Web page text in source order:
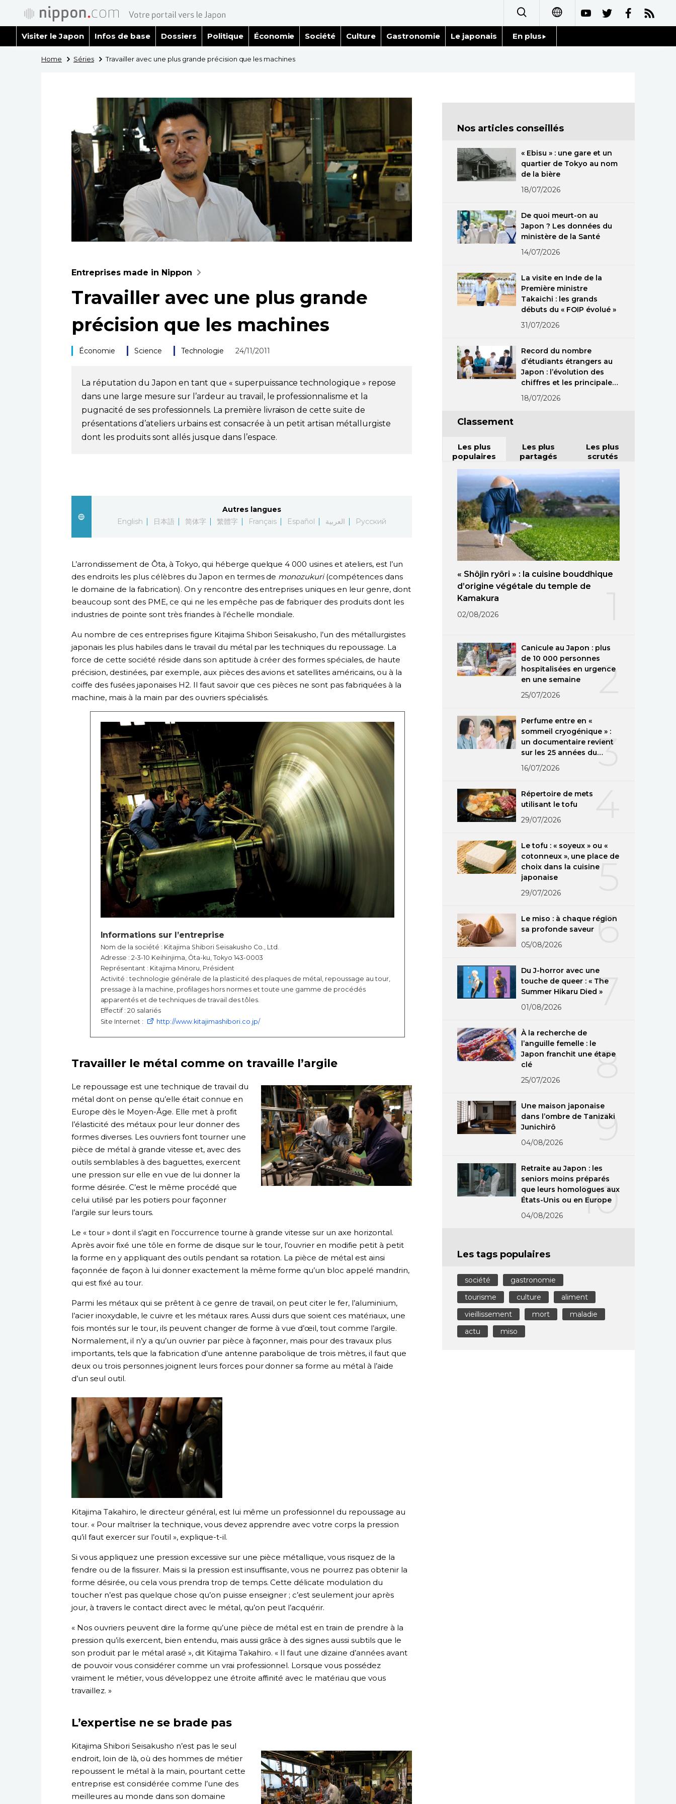
العربية
Русский
Visiter le Japon Infos de base Dossiers Politique Économie Société Culture Gastronomie Le japonais En plus
Images
Vidéos
Tokyo
Home Séries Travailler avec une plus grande précision que les machines
Entreprises made in Nippon
Travailler avec une plus grande
précision que les machines
Économie Science Technologie 24/11/2011
La réputation du Japon en tant que « superpuissance technologique » repose
dans une large mesure sur l’ardeur au travail, le professionnalisme et la
pugnacité de ses professionnels. La première livraison de cette suite de
présentations d’ateliers urbains est consacrée à un petit artisan métallurgiste
dont les produits sont allés jusque dans l’espace.
Autres langues
English
日本語 简体字 繁體字 Français Español العربية Русский
L’arrondissement de Ôta, à Tokyo, qui héberge quelque 4 000 usines et ateliers, est l’un
des endroits les plus célèbres du Japon en termes de monozukuri(compétences dans
le domaine de la fabrication). On y rencontre des entreprises uniques en leur genre, dont
beaucoup sont des PME, ce qui ne les empêche pas de fabriquer des produits dont les
industries de pointe sont très friandes à l’échelle mondiale.
Au nombre de ces entreprises figure Kitajima Shibori Seisakusho, l’un des métallurgistes
japonais les plus habiles dans le travail du métal par les techniques du repoussage. La
force de cette société réside dans son aptitude à créer des formes spéciales, de haute
précision, destinées, par exemple, aux pièces des avions et satellites américains, ou à la
coiffe des fusées japonaises H2. Il faut savoir que ces pièces ne sont pas fabriquées à la
machine, mais à la main par des ouvriers spécialisés.
Informations sur l’entreprise
Nom de la société : Kitajima Shibori Seisakusho Co., Ltd.
Adresse : 2-3-10 Keihinjima, Ôta-ku, Tokyo 143-0003
Représentant : Kitajima Minoru, Président
Activité : technologie générale de la plasticité des plaques de métal, repoussage au tour,
pressage à la machine, profilages hors normes et toute une gamme de procédés
apparentés et de techniques de travail des tôles.
Effectif : 20 salariés
Site Internet :
http://www.kitajimashibori.co.jp/
Travailler le métal comme on travaille l’argile
Le repoussage est une technique de travail du
métal dont on pense qu’elle était connue en
Europe dès le Moyen-Âge. Elle met à profit
l’élasticité des métaux pour leur donner des
formes diverses. Les ouvriers font tourner une
pièce de métal à grande vitesse et, avec des
outils semblables à des baguettes, exercent
une pression sur elle en vue de lui donner la
forme désirée. C’est le même procédé que
celui utilisé par les potiers pour façonner
l’argile sur leurs tours.
Le « tour » dont il s’agit en l’occurrence tourne à grande vitesse sur un axe horizontal.
Après avoir fixé une tôle en forme de disque sur le tour, l’ouvrier en modifie petit à petit
la forme en y appliquant des outils pendant sa rotation. La pièce de métal est ainsi
façonnée de façon à lui donner exactement la même forme qu’un bloc appelé mandrin,
qui est fixé au tour.
Parmi les métaux qui se prêtent à ce genre de travail, on peut citer le fer, l’aluminium,
l’acier inoxydable, le cuivre et les métaux rares. Aussi durs que soient ces matériaux, une
fois montés sur le tour, ils peuvent changer de forme à vue d’œil, tout comme l’argile.
Normalement, il n’y a qu’un ouvrier par pièce à façonner, mais pour des travaux plus
importants, tels que la fabrication d’une antenne parabolique de trois mètres, il faut que
deux ou trois personnes joignent leurs forces pour donner sa forme au métal à l’aide
d’un seul outil.
Kitajima Takahiro, le directeur général, est lui même un professionnel du repoussage au
tour. « Pour maîtriser la technique, vous devez apprendre avec votre corps la pression
qu’il faut exercer sur l’outil », explique-t-il.
Si vous appliquez une pression excessive sur une pièce métallique, vous risquez de la
fendre ou de la fissurer. Mais si la pression est insuffisante, vous ne pourrez pas obtenir la
forme désirée, ou cela vous prendra trop de temps. Cette délicate modulation du
toucher n’est pas quelque chose qu’on puisse enseigner ; c’est seulement jour après
jour, à travers le contact direct avec le métal, qu’on peut l’acquérir.
« Nos ouvriers peuvent dire la forme qu’une pièce de métal est en train de prendre à la
pression qu’ils exercent, bien entendu, mais aussi grâce à des signes aussi subtils que le
son produit par le métal arasé », dit Kitajima Takahiro. « Il faut une dizaine d’années avant
de pouvoir vous considérer comme un vrai professionnel. Lorsque vous possédez
vraiment le métier, vous développez une étroite affinité avec le matériau que vous
travaillez. »
L’expertise ne se brade pas
Kitajima Shibori Seisakusho n’est pas le seul
endroit, loin de là, où des hommes de métier
repoussent le métal à la main, pourtant cette
entreprise est considérée comme l’une des
meilleures au monde dans son domaine
Nos articles conseillés
« Ebisu » : une gare et un
quartier de Tokyo au nom
de la bière
18/07/2026
De quoi meurt-on au
Japon ? Les données du
ministère de la Santé
14/07/2026
La visite en Inde de la
Première ministre
Takaichi : les grands
débuts du « FOIP évolué »
31/07/2026
Record du nombre
d’étudiants étrangers au
Japon : l’évolution des
chiffres et les principales
nationalités
18/07/2026
Classement
Les plus
populaires
Les plus
partagés
Les plus
scrutés
« Shôjin ryôri » : la cuisine bouddhique
d’origine végétale du temple de
Kamakura
02/08/2026
2
Canicule au Japon : plus
de 10 000 personnes
hospitalisées en urgence
en une semaine
25/07/2026
3
Perfume entre en «
sommeil cryogénique » :
un documentaire revient
sur les 25 années du
groupe
16/07/2026
Répertoire de mets
utilisant le tofu
29/07/2026
5
Le tofu : « soyeux » ou «
cotonneux », une place de
choix dans la cuisine
japonaise
29/07/2026
6
Le miso : à chaque région
sa profonde saveur
05/08/2026
7
Du J-horror avec une
touche de queer : « The
Summer Hikaru Died »
01/08/2026
8
À la recherche de
l’anguille femelle : le
Japon franchit une étape
clé
25/07/2026
9
Une maison japonaise
dans l’ombre de Tanizaki
Junichirô
04/08/2026
10
Retraite au Japon : les
seniors moins préparés
que leurs homologues aux
États-Unis ou en Europe
04/08/2026
Les tags populaires
société
gastronomie
tourisme
culture
aliment
vieillissement
mort
maladie
actu
miso